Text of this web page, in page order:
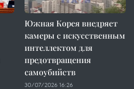
Южная Корея внедряет
камеры с искусственным
интеллектом для
предотвращения
самоубийств
30/07/2026 16:26